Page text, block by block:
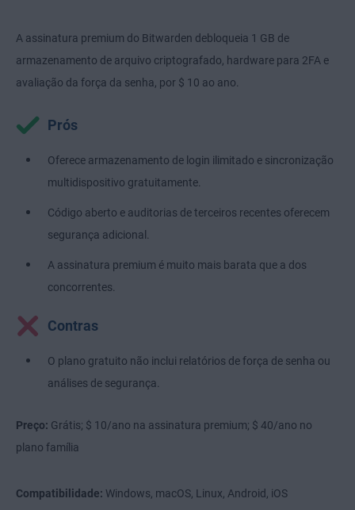
A assinatura premium do Bitwarden debloqueia 1 GB de
armazenamento de arquivo criptografado, hardware para 2FA e
avaliação da força da senha, por $ 10 ao ano.
Prós
Oferece armazenamento de login ilimitado e sincronização
multidispositivo gratuitamente.
Código aberto e auditorias de terceiros recentes oferecem
segurança adicional.
A assinatura premium é muito mais barata que a dos
concorrentes.
Contras
O plano gratuito não inclui relatórios de força de senha ou
análises de segurança.
Preço: Grátis; $ 10/ano na assinatura premium; $ 40/ano no
plano família
Compatibilidade: Windows, macOS, Linux, Android, iOS